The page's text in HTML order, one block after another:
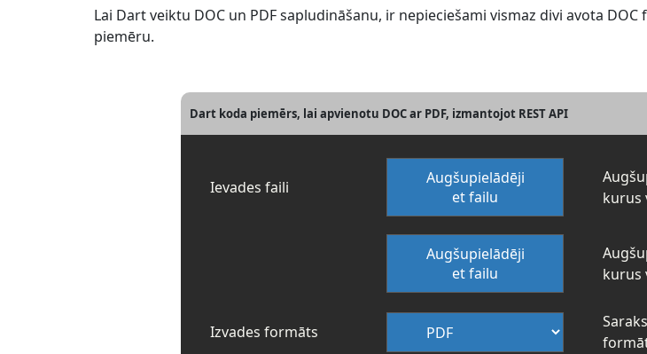
Lai Dart veiktu DOC un PDF sapludināšanu, ir nepieciešami vismaz divi avota
piemēru.
Dart koda piemērs, lai apvienotu DOC ar PDF, izmantojot REST API
Ievades faili
Augšupielādēji
et failu
kurus
Augšupielādēji
et failu
kurus
Izvades formāts